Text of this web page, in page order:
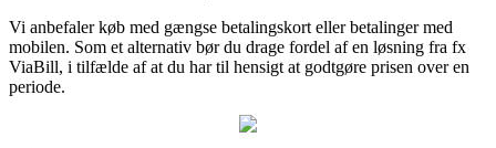
Vi anbefaler køb med gængse betalingskort eller betalinger med
mobilen. Som et alternativ bør du drage fordel af en løsning fra fx
ViaBill, i tilfælde af at du har til hensigt at godtgøre prisen over en
periode.